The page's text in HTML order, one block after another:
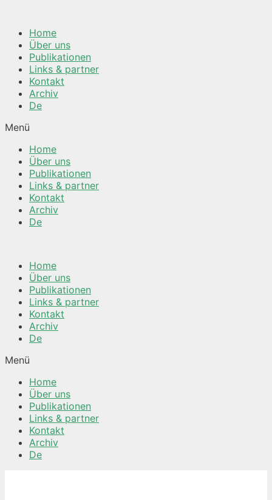
Inhalt Home
Über uns
Publikationen
Links & partner
Kontakt
Archiv
De
Menü
Home
Über uns
Publikationen
Links & partner
Kontakt
Archiv
De
Home
Über uns
Publikationen
Links & partner
Kontakt
Archiv
De
Menü
Home
Über uns
Publikationen
Links & partner
Kontakt
Archiv
De